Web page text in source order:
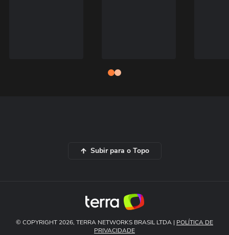
Subir para o Topo
© COPYRIGHT 2026, TERRA NETWORKS BRASIL LTDA | POLÍTICA DE
PRIVACIDADE